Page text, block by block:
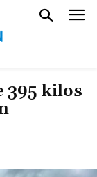
395 kilos